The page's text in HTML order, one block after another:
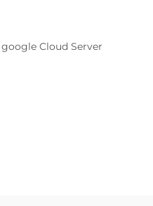
google Cloud Server